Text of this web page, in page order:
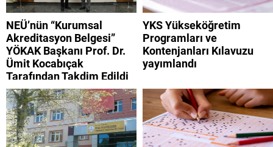
NEÜ’nün “Kurumsal
Akreditasyon Belgesi”
YÖKAK Başkanı Prof. Dr.
Ümit Kocabıçak
Tarafından Takdim Edildi
YKS Yükseköğretim
Programları ve
Kontenjanları Kılavuzu
yayımlandı